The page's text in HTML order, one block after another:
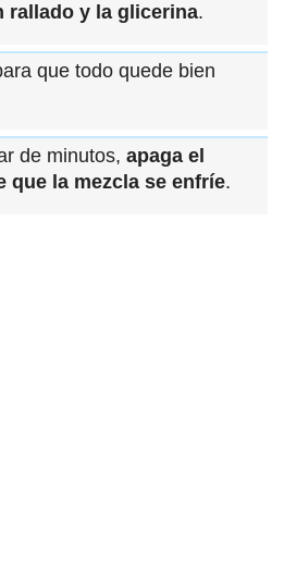
rallado y la glicerina.
que todo quede bien
de minutos, apaga el
que la mezcla se enfríe.